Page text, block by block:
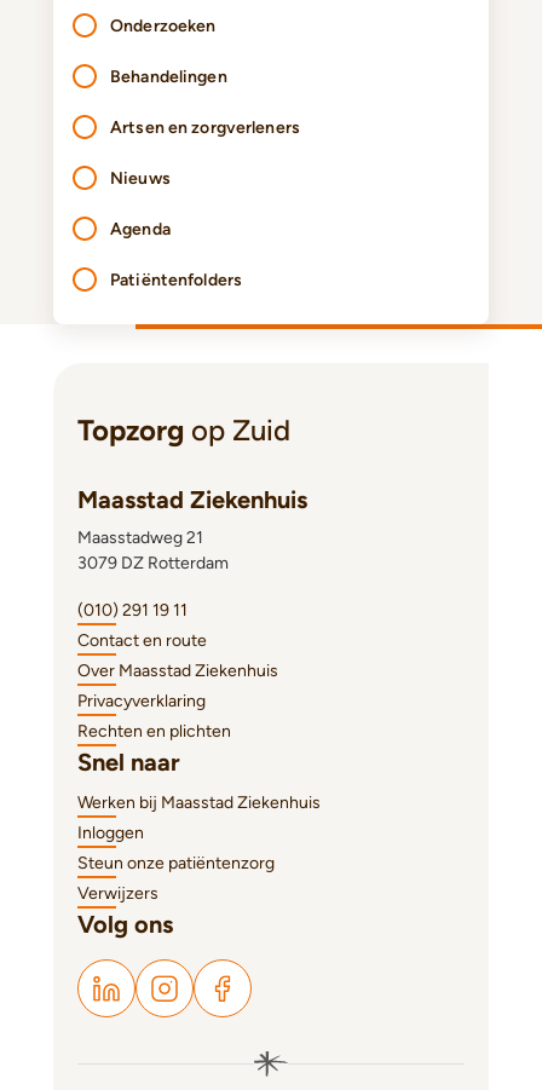
Onderzoeken
Behandelingen
Artsen en zorgverleners
Nieuws
Agenda
Patiëntenfolders
Topzorg op Zuid
Maasstad Ziekenhuis
Maasstadweg 21
3079 DZ Rotterdam
(010) 291 19 11
Contact en route
Over Maasstad Ziekenhuis
Privacyverklaring
Rechten en plichten
Snel naar
Werken bij Maasstad Ziekenhuis
Inloggen
Steun onze patiëntenzorg
Verwijzers
Volg ons